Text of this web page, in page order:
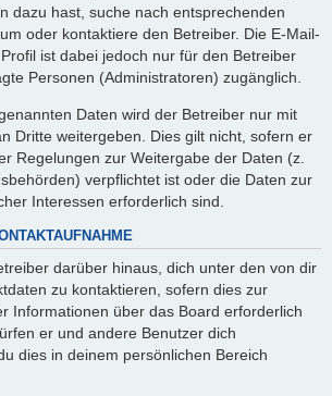
dazu hast, suche nach entsprechenden
oder kontaktiere den Betreiber. Die E-Mail-
ist dabei jedoch nur für den Betreiber
Personen (Administratoren) zugänglich.
Daten wird der Betreiber nur mit
Dritte weitergeben. Dies gilt nicht, sofern er
Regelungen zur Weitergabe der Daten (z.
verpflichtet ist oder die Daten zur
Interessen erforderlich sind.
darüber hinaus, dich unter den von dir
zu kontaktieren, sofern dies zur
Informationen über das Board erforderlich
er und andere Benutzer dich
dies in deinem persönlichen Bereich